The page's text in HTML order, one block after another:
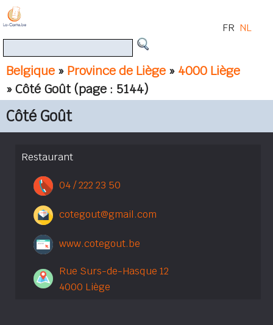
Belgique » Province de Liège » 4000 Liège
» Côté Goût (page : 5144)
FR NL
Côté Goût
Restaurant
04 / 222 23 50
cotegout@gmail.com
www.cotegout.be
Rue Surs-de-Hasque 12
4000 Liège